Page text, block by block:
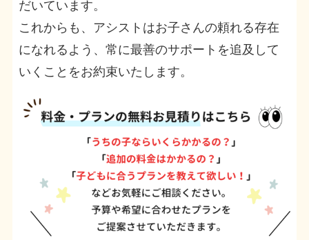
だいています。
これからも、アシストはお子さんの頼れる存在
になれるよう、常に最善のサポートを追及して
いくことをお約束いたします。